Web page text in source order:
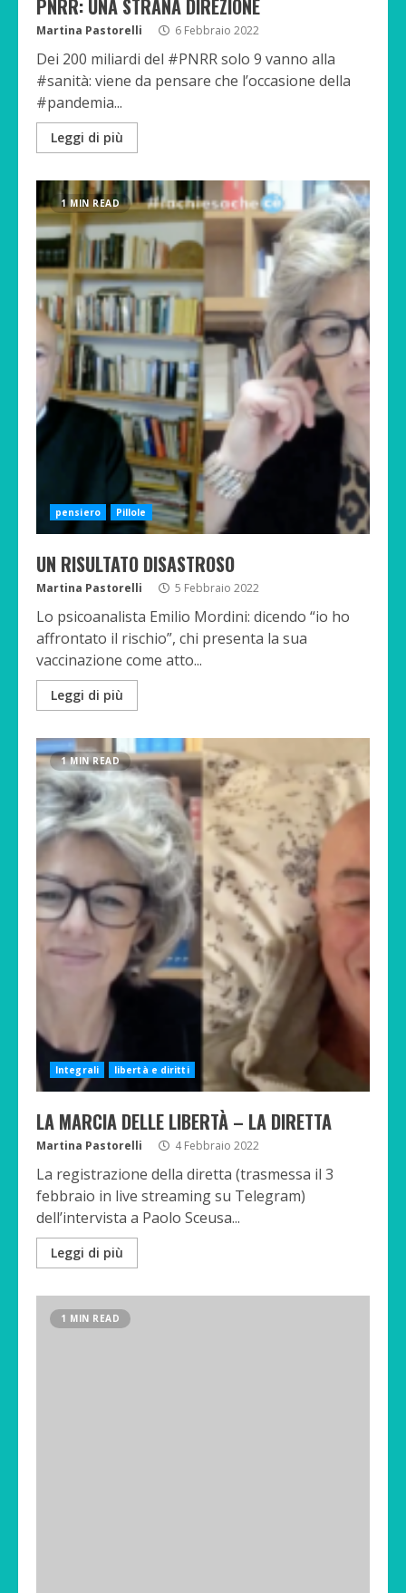
PNRR: UNA STRANA DIREZIONE
Martina Pastorelli 6 Febbraio 2022
Dei 200 miliardi del #PNRR solo 9 vanno alla
#sanità: viene da pensare che l’occasione della
#pandemia...
Leggi di più
1 MIN READ
pensiero Pillole
UN RISULTATO DISASTROSO
Martina Pastorelli 5 Febbraio 2022
Lo psicoanalista Emilio Mordini: dicendo “io ho
affrontato il rischio”, chi presenta la sua
vaccinazione come atto...
Leggi di più
1 MIN READ
Integrali libertà e diritti
LA MARCIA DELLE LIBERTÀ – LA DIRETTA
Martina Pastorelli 4 Febbraio 2022
La registrazione della diretta (trasmessa il 3
febbraio in live streaming su Telegram)
dell’intervista a Paolo Sceusa...
Leggi di più
1 MIN READ